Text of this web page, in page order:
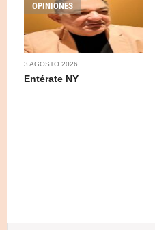
OPINIONES
3 AGOSTO 2026
Entérate NY